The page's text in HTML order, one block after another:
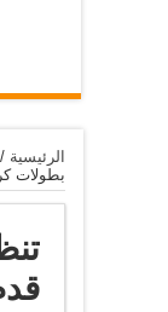
الرئيسية /
بطولات
قدم